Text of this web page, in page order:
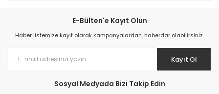
E-Bülten'e Kayıt Olun
Haber listemize kayıt olarak kampanyalardan, haberdar olabilirsiniz.
Kayıt Ol
Sosyal Medyada Bizi Takip Edin